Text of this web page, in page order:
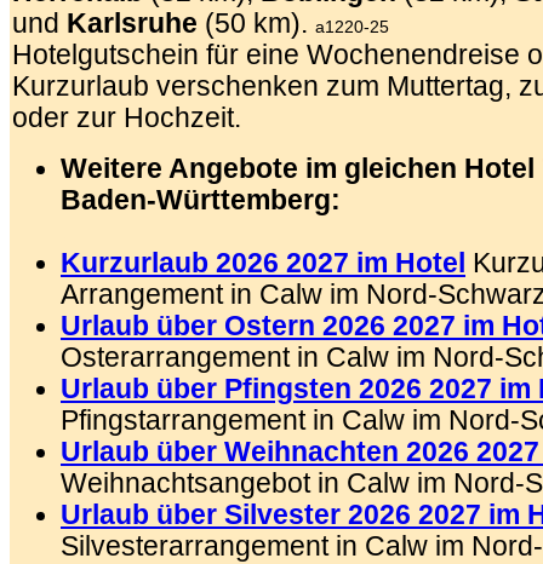
und Karlsruhe (50 km). a1220-25
Hotelgutschein für eine Wochenendreise
Kurzurlaub verschenken zum Muttertag,
oder zur Hochzeit.
Weitere Angebote im gleichen Hotel
Baden-Württemberg:
Kurzurlaub 2026 2027 im Hotel
Arrangement in Calw im Nord-
Urlaub über Ostern 2026 2027 im
Osterarrangement in Calw im Nord-
Urlaub über Pfingsten 2026 2027 im
Pfingstarrangement in Calw im Nord-
Urlaub über Weihnachten 2026
Weihnachtsangebot in Calw im Nord-
Urlaub über Silvester 2026 2027 im
Silvesterarrangement in Calw im